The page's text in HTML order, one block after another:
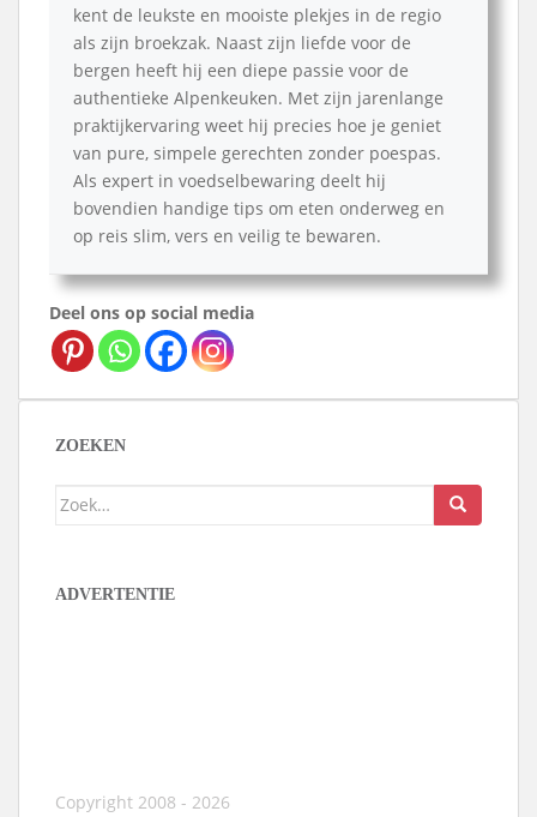
kent de leukste en mooiste plekjes in de regio
als zijn broekzak. Naast zijn liefde voor de
bergen heeft hij een diepe passie voor de
authentieke Alpenkeuken. Met zijn jarenlange
praktijkervaring weet hij precies hoe je geniet
van pure, simpele gerechten zonder poespas.
Als expert in voedselbewaring deelt hij
bovendien handige tips om eten onderweg en
op reis slim, vers en veilig te bewaren.
Deel ons op social media
ZOEKEN
Zoek
ADVERTENTIE
Copyright 2008 - 2026